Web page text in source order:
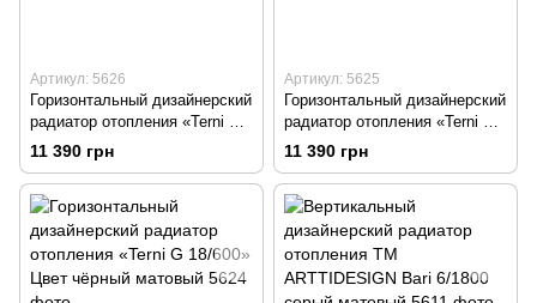
Артикул: 5626
Горизонтальный дизайнерский
радиатор отопления «Terni G
18/600» Цвет серый матовый
11 390 грн
Артикул: 5625
Горизонтальный дизайнерский
радиатор отопления «Terni G
18/600» Цвет белый матовый
11 390 грн